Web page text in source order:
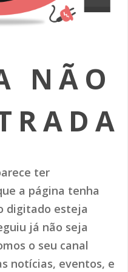
NÃO
ter
a página tenha
digitado esteja
já não seja
o seu canal
notícias, eventos, e